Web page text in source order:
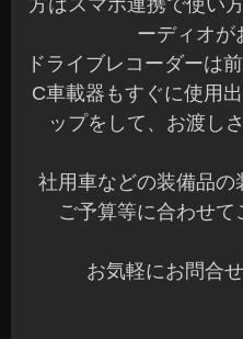
方はスマホ連携で使い
ーディオが
ドライブレコーダーは
C車載器もすぐに使用
ップをして、お渡し
社用車などの装備品の
ご予算等に合わせて
お気軽にお問合